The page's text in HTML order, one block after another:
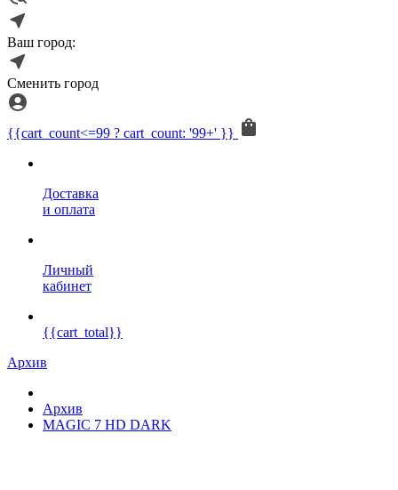
Ваш город:
Сменить город
{{cart_count<=99 ? cart_count: '99+' }}
Доставка
и оплата
Личный
кабинет
{{cart_total}}
Архив
Архив
MAGIC 7 HD DARK